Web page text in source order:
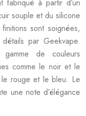
fabriqué à partir d’un
souple et du silicone
sont soignées,
par Geekvape.
de couleurs
comme le noir et le
rouge et le bleu. Le
une note d’élégance